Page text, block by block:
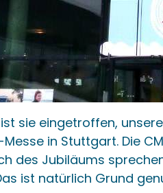
sie eingetroffen,
in Stuttgart. Die
des Jubiläums
ist natürlich Grund